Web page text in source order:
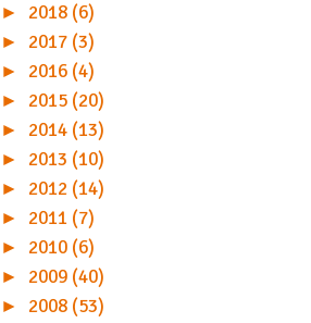
►
2018 (6)
►
2017 (3)
►
2016 (4)
►
2015 (20)
►
2014 (13)
►
2013 (10)
►
2012 (14)
►
2011 (7)
►
2010 (6)
►
2009 (40)
►
2008 (53)